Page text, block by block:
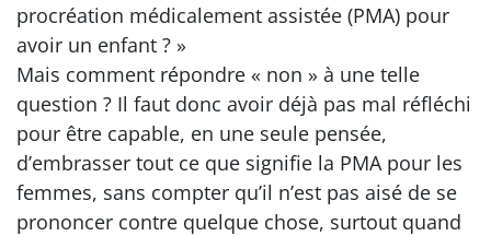
procréation médicalement assistée (PMA) pour
avoir un enfant ? »
Mais comment répondre « non » à une telle
question ? Il faut donc avoir déjà pas mal réfléchi
pour être capable, en une seule pensée,
d’embrasser tout ce que signifie la PMA pour les
femmes, sans compter qu’il n’est pas aisé de se
prononcer contre quelque chose, surtout quand